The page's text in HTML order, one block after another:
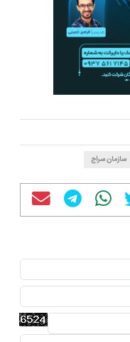
سازمان سراج